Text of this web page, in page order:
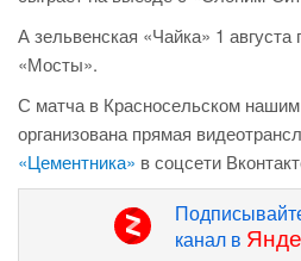
А зельвенская «Чайка» 1 августа
«Мосты».
С матча в Красносельском
организована прямая
«Цементника» в соцсети
канал в